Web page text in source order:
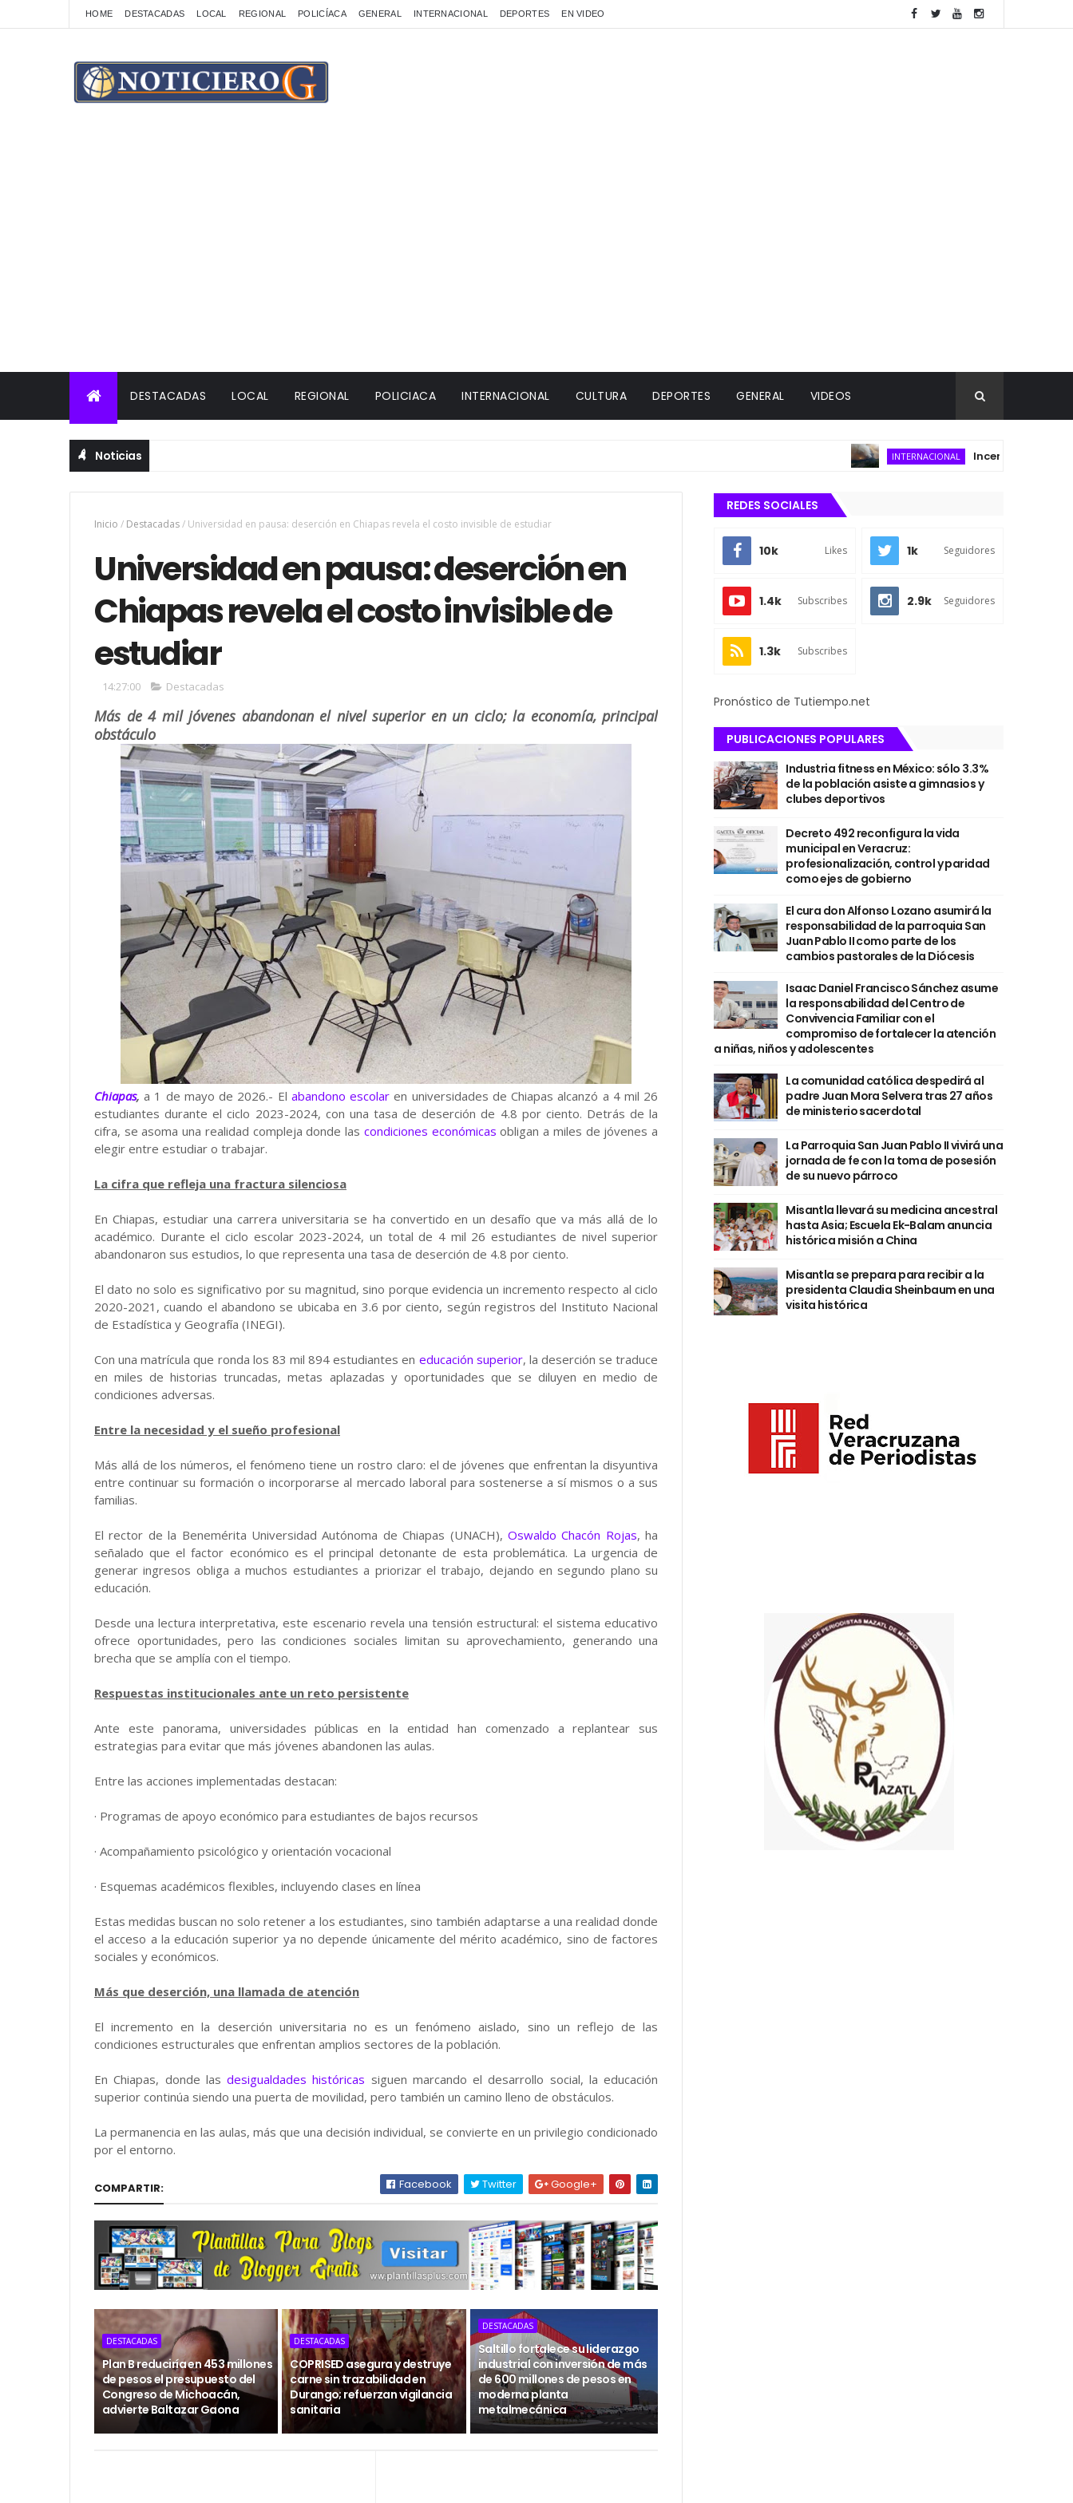
HOME DESTACADAS LOCAL REGIONAL POLICÍACA GENERAL INTERNACIONAL DEPORTES EN VIDEO
DESTACADAS LOCAL REGIONAL POLICIACA INTERNACIONAL CULTURA DEPORTES GENERAL VIDEOS
Noticias INTERNACIONAL Incendio forestal
Inicio / Destacadas/ Universidad en pausa: deserción en Chiapas revela el costo invisible de estudiar
Universidad en pausa: deserción en
Chiapas revela el costo invisible de
estudiar
14:27:00 Destacadas
Más de 4 mil jóvenes abandonan el nivel superior en un ciclo; la economía, principal
obstáculo
Chiapas,a 1 de mayo de 2026.- El abandono escolar en universidades de Chiapas alcanzó a 4 mil 26
estudiantes durante el ciclo 2023-2024, con una tasa de deserción de 4.8 por ciento. Detrás de la
cifra, se asoma una realidad compleja donde las condiciones económicas obligan a miles de jóvenes a
elegir entre estudiar o trabajar.
La cifra que refleja una fractura silenciosa
En Chiapas, estudiar una carrera universitaria se ha convertido en un desafío que va más allá de lo
académico. Durante el ciclo escolar 2023-2024, un total de 4 mil 26 estudiantes de nivel superior
abandonaron sus estudios, lo que representa una tasa de deserción de 4.8 por ciento.
El dato no solo es significativo por su magnitud, sino porque evidencia un incremento respecto al ciclo
2020-2021, cuando el abandono se ubicaba en 3.6 por ciento, según registros del Instituto Nacional
de Estadística y Geografía (INEGI).
Con una matrícula que ronda los 83 mil 894 estudiantes en educación superior, la deserción se traduce
en miles de historias truncadas, metas aplazadas y oportunidades que se diluyen en medio de
condiciones adversas.
Entre la necesidad y el sueño profesional
Más allá de los números, el fenómeno tiene un rostro claro: el de jóvenes que enfrentan la disyuntiva
entre continuar su formación o incorporarse al mercado laboral para sostenerse a sí mismos o a sus
familias.
El rector de la Benemérita Universidad Autónoma de Chiapas (UNACH),Oswaldo Chacón Rojas, ha
señalado que el factor económico es el principal detonante de esta problemática. La urgencia de
generar ingresos obliga a muchos estudiantes a priorizar el trabajo, dejando en segundo plano su
educación.
Desde una lectura interpretativa, este escenario revela una tensión estructural: el sistema educativo
ofrece oportunidades, pero las condiciones sociales limitan su aprovechamiento, generando una
brecha que se amplía con el tiempo.
Respuestas institucionales ante un reto persistente
Ante este panorama, universidades públicas en la entidad han comenzado a replantear sus
estrategias para evitar que más jóvenes abandonen las aulas.
Entre las acciones implementadas destacan:
· Programas de apoyo económico para estudiantes de bajos recursos
· Acompañamiento psicológico y orientación vocacional
· Esquemas académicos flexibles, incluyendo clases en línea
Estas medidas buscan no solo retener a los estudiantes, sino también adaptarse a una realidad donde
el acceso a la educación superior ya no depende únicamente del mérito académico, sino de factores
sociales y económicos.
Más que deserción, una llamada de atención
El incremento en la deserción universitaria no es un fenómeno aislado, sino un reflejo de las
condiciones estructurales que enfrentan amplios sectores de la población.
En Chiapas, donde lasdesigualdades históricas siguen marcando el desarrollo social, la educación
superior continúa siendo una puerta de movilidad, pero también un camino lleno de obstáculos.
La permanencia en las aulas, más que una decisión individual, se convierte en un privilegio condicionado
por el entorno.
COMPARTIR: Facebook Twitter Google+
DESTACADAS
Plan B reduciría en 453 millones
de pesos el presupuesto del
Congreso de Michoacán,
advierte Baltazar Gaona
DESTACADAS
COPRISED asegura y destruye
carne sin trazabilidad en
Durango; refuerzan vigilancia
sanitaria
DESTACADAS
Saltillo fortalece su liderazgo
industrial con inversión de más
de 600 millones de pesos en
moderna planta
metalmecánica
REDES SOCIALES
10k Likes 1k Seguidores
1.4k Subscribes 2.9k Seguidores
1.3k Subscribes
Pronóstico de Tutiempo.net
PUBLICACIONES POPULARES
Industria fitness en México: sólo 3.3%
de la población asiste a gimnasios y
clubes deportivos
Decreto 492 reconfigura la vida
municipal en Veracruz:
profesionalización, control y paridad
como ejes de gobierno
El cura don Alfonso Lozano asumirá la
responsabilidad de la parroquia San
Juan Pablo II como parte de los
cambios pastorales de la Diócesis
Isaac Daniel Francisco Sánchez asume
la responsabilidad del Centro de
Convivencia Familiar con el
compromiso de fortalecer la atención
a niñas, niños y adolescentes
La comunidad católica despedirá al
padre Juan Mora Selvera tras 27 años
de ministerio sacerdotal
La Parroquia San Juan Pablo II vivirá una
jornada de fe con la toma de posesión
de su nuevo párroco
Misantla llevará su medicina ancestral
hasta Asia; Escuela Ek-Balam anuncia
histórica misión a China
Misantla se prepara para recibir a la
presidenta Claudia Sheinbaum en una
visita histórica